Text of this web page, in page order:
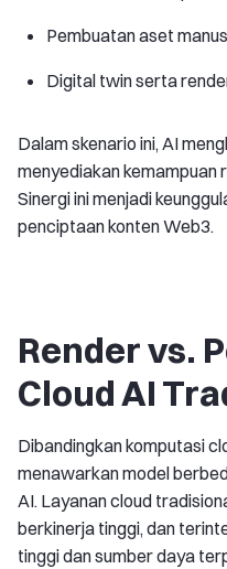
Pembuatan aset
Digital twin serta
Dalam skenario ini, AI
menyediakan kemampuan
Sinergi ini menjadi
penciptaan konten Web3.
Render vs.
Cloud AI
Dibandingkan komputasi
menawarkan model
AI. Layanan cloud
berkinerja tinggi, dan
tinggi dan sumber daya